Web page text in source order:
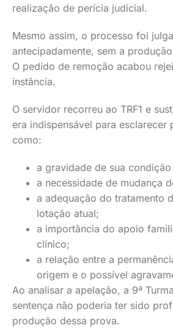
realização de perícia judicial.
Mesmo assim, o processo foi
antecipadamente, sem a
O pedido de remoção acabou
instância.
O servidor recorreu ao TRF1 e
era indispensável para esclarecer
como:
a gravidade de sua
a necessidade de mudança
a adequação do tratamento
lotação atual;
a importância do apoio
clínico;
a relação entre a
origem e o possível
Ao analisar a apelação, a 9ª
sentença não poderia ter sido
produção dessa prova.